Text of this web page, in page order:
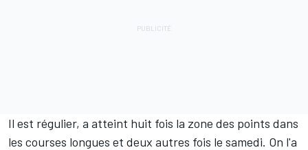
Il est régulier, a atteint huit fois la zone des points dans
les courses longues et deux autres fois le samedi. On l'a